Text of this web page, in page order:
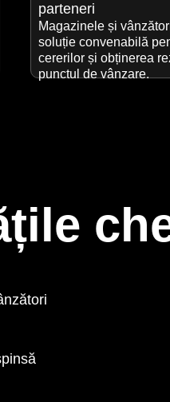
parteneri
Magazinele și
soluție convenabilă
cererilor și obținerea
punctul de vânzare.